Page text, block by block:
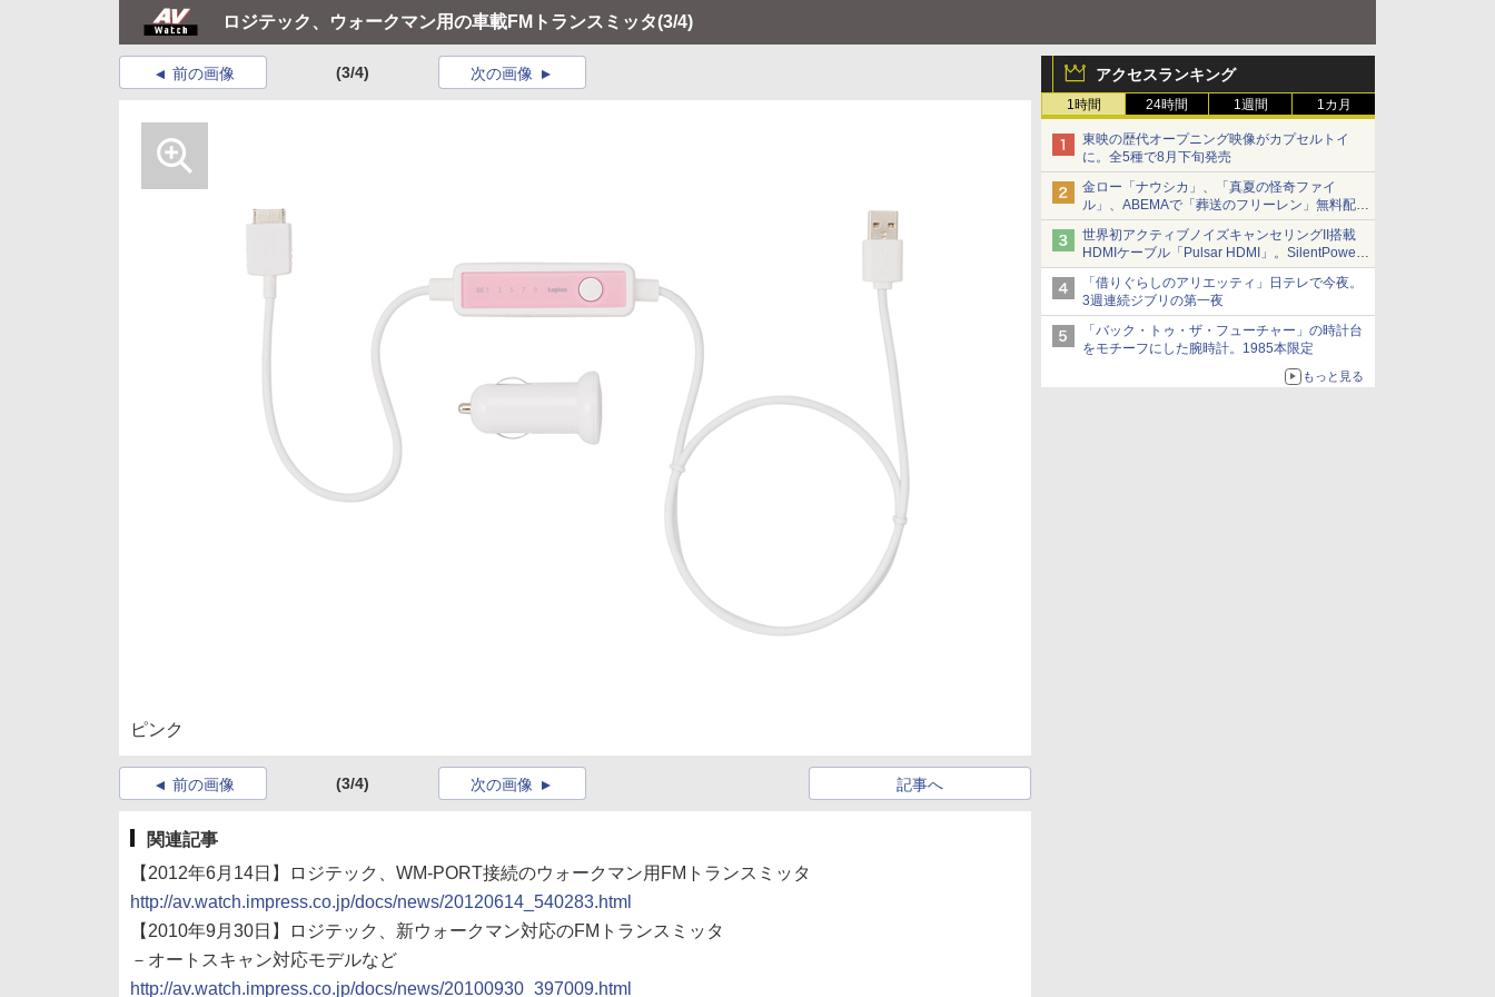
ロジテック、ウォークマン用の車載FMトランスミッタ(3/4)
アクセスランキング
1時間 24時間 1週間 1カ月
東映の歴代オープニング映像がカプセルトイ
に。全5種で8月下旬発売
金ロー「ナウシカ」、「真夏の怪奇ファイ
ル」、ABEMAで「葬送のフリーレン」無料配信
など。夏の特番・配信情報
世界初アクティブノイズキャンセリングII搭載
HDMIケーブル「Pulsar HDMI」。SilentPower
から
「借りぐらしのアリエッティ」日テレで今夜。
3週連続ジブリの第一夜
「バック・トゥ・ザ・フューチャー」の時計台
をモチーフにした腕時計。1985本限定
もっと見る
前の画像 (3/4) 次の画像
ピンク
前の画像 (3/4) 記事へ
次の画像
関連記事
【2012年6月14日】ロジテック、WM-PORT接続のウォークマン用FMトランスミッタ
http://av.watch.impress.co.jp/docs/news/20120614_540283.html
【2010年9月30日】ロジテック、新ウォークマン対応のFMトランスミッタ
－オートスキャン対応モデルなど
http://av.watch.impress.co.jp/docs/news/20100930_397009.html